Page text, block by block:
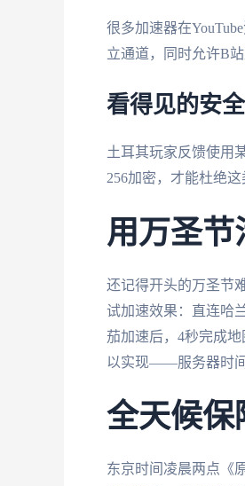
很多加速器在
立通道，同时允许B
看得见的安
土耳其玩家反馈使用
256加密，才能杜绝这
用万圣节
还记得开头的万圣节
试加速效果：直连哈
茄加速后，4秒完成
以实现——服务器时间
全天候保
东京时间凌晨两点《